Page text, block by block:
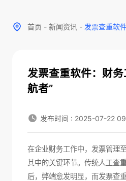
首页 - 新闻资讯 - 发票查重软
发票查重软件：财务
航者”
发布时间 : 2025-07-22
在企业财务工作中，发票管理
其中的关键环节。传统人工查
后，弊端愈发明显，而发票查